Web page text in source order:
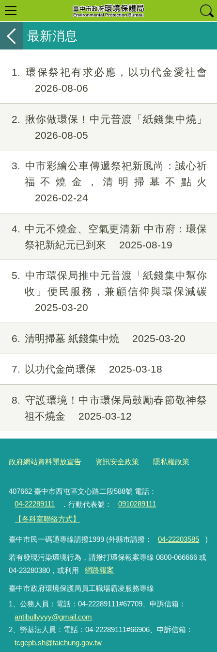
最新消息
1
環保祭祀有求必應，以功代金愛社會
2026-08-06
2
揪你做環保！中元普渡「紙錢集中燒」
2026-08-05
3
中市彩繪公車傳遞祭祀新風尚：誠心祈
福不燒金，清明掃墓不點火
2026-02-24
4
中元不燒金、空氣更清新 中市府：環保
祭祀新紀元已到來
2025-08-19
5
中市環保局推中元普渡「紙錢集中幫你
收」便民服務，兼顧信仰與環保減碳
2025-03-20
6 清明掃墓 紙錢集中燒 2025-03-20
7 以功代金尚環保 2025-03-18
8
守護環境！中市環保局鼓勵春節敬神祭
祖不燒金
2025-03-12
政府網站資料開放宣告 資訊安全政策 隱私權政策
407662 臺中市西屯區文心路二段588號 電話：
04-22289111
．行動代表號：
0910289111
【各科室聯絡方式】
臺中市民一碼通專線請撥1999 (外縣市請撥： 04-22203585 )
若有發現污染環境行為，請撥打環保報案專線 0800-066666 或
04-23280380，或利用
網路報案
臺中市政府環境保護局員工職場霸凌服務專線
1、公務人員：電話：04-22289111#67709、申訴信箱：
antibullyyyy@gmail.com
2、勞基法人員：電話：04-22289111#66906、申訴信箱：
tcgepb.sh@taichung.gov.tw